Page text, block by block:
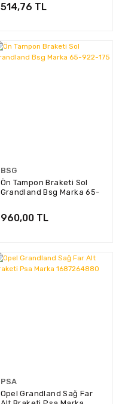
514,76 TL
BSG
Ön Tampon Braketi Sol
Grandland Bsg Marka 65-
960,00 TL
PSA
Opel Grandland Sağ Far